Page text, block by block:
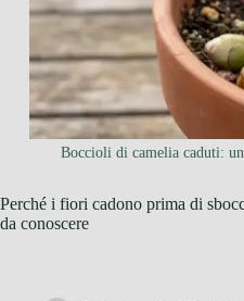
Boccioli di camelia caduti:
Perché i fiori cadono prima di
da conoscere